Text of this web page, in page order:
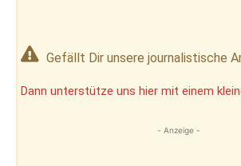
Gefällt Dir unsere journalistische
Dann unterstütze uns hier mit einem
- Anzeige -